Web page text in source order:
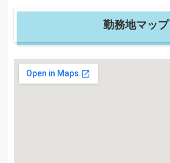
勤務地マップ